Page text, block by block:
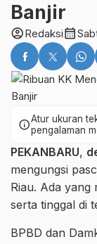
Banjir
account_circleRedaksicalendar_month
infoAtur ukuran
pengalaman
PEKANBARU,
mengungsi
Riau. Ada yang
serta tinggal di
BPBD dan